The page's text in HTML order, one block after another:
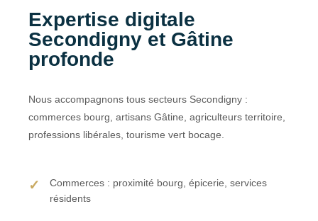
Expertise digitale
Secondigny et Gâtine
profonde
Nous accompagnons tous secteurs Secondigny :
commerces bourg, artisans Gâtine, agriculteurs territoire,
professions libérales, tourisme vert bocage.
Commerces : proximité bourg, épicerie, services
résidents